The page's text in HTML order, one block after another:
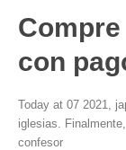
con
Today at 07 2021,
iglesias.
confesor